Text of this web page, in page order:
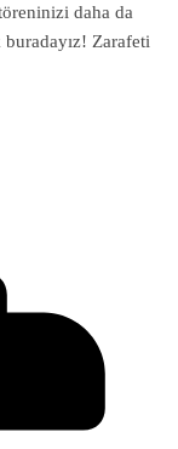
daha da
buradayız! Zarafeti